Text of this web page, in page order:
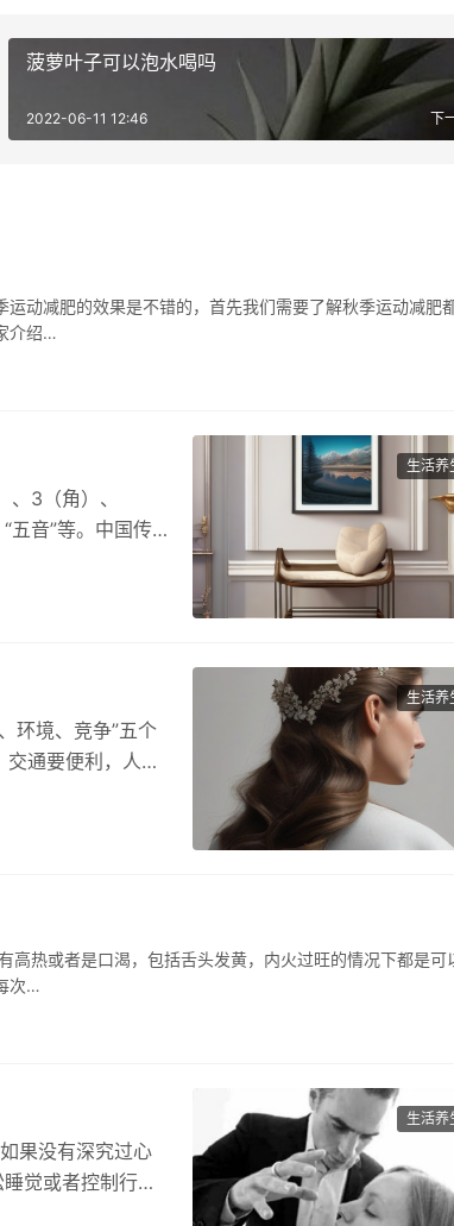
菠萝叶子可以泡水喝吗
下
2022-06-11 12:46
动减肥的效果是不错的，首先我们需要了解秋季运动减肥
介绍…
生活养
3（角）、
五音”等。中国传
生活养
环境、竞争”五个
通要便利，人流
高热或者是口渴，包括舌头发黄，内火过旺的情况下都是可
次…
生活养
果没有深究过心
觉或者控制行